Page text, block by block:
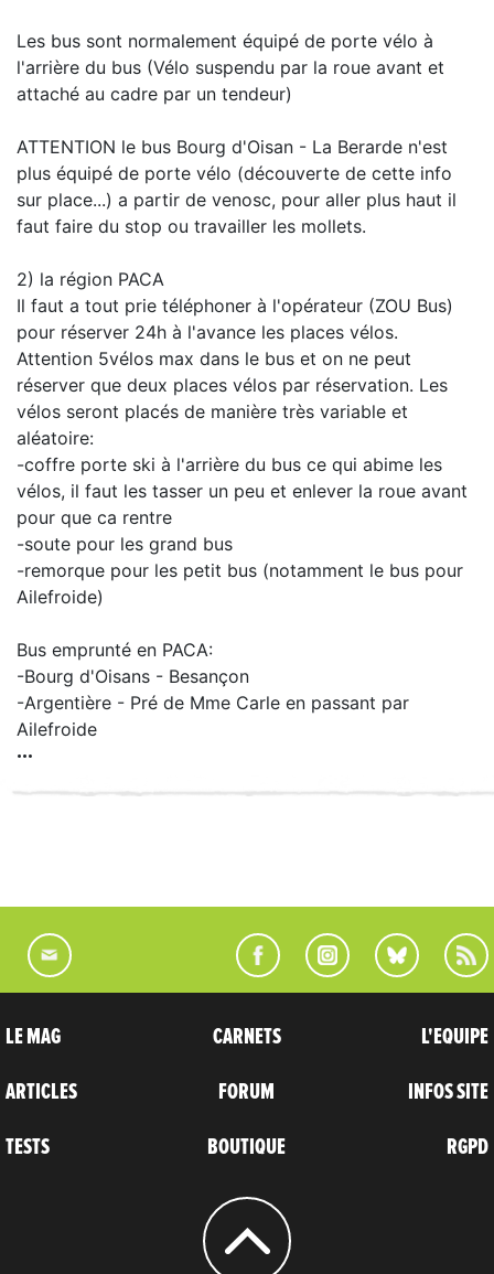
Les bus sont normalement équipé de porte vélo à
l'arrière du bus (Vélo suspendu par la roue avant et
attaché au cadre par un tendeur)
ATTENTION le bus Bourg d'Oisan - La Berarde n'est
plus équipé de porte vélo (découverte de cette info
sur place...) a partir de venosc, pour aller plus haut il
faut faire du stop ou travailler les mollets.
2) la région PACA
Il faut a tout prie téléphoner à l'opérateur (ZOU Bus)
pour réserver 24h à l'avance les places vélos.
Attention 5vélos max dans le bus et on ne peut
réserver que deux places vélos par réservation. Les
vélos seront placés de manière très variable et
aléatoire:
-coffre porte ski à l'arrière du bus ce qui abime les
vélos, il faut les tasser un peu et enlever la roue avant
pour que ca rentre
-soute pour les grand bus
-remorque pour les petit bus (notamment le bus pour
Ailefroide)
Bus emprunté en PACA:
-Bourg d'Oisans - Besançon
-Argentière - Pré de Mme Carle en passant par
Ailefroide
LE MAG
ARTICLES
TESTS
CARNETS
FORUM
BOUTIQUE
L'EQUIPE
INFOS SITE
RGPD